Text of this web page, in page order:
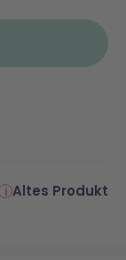
Altes Produkt